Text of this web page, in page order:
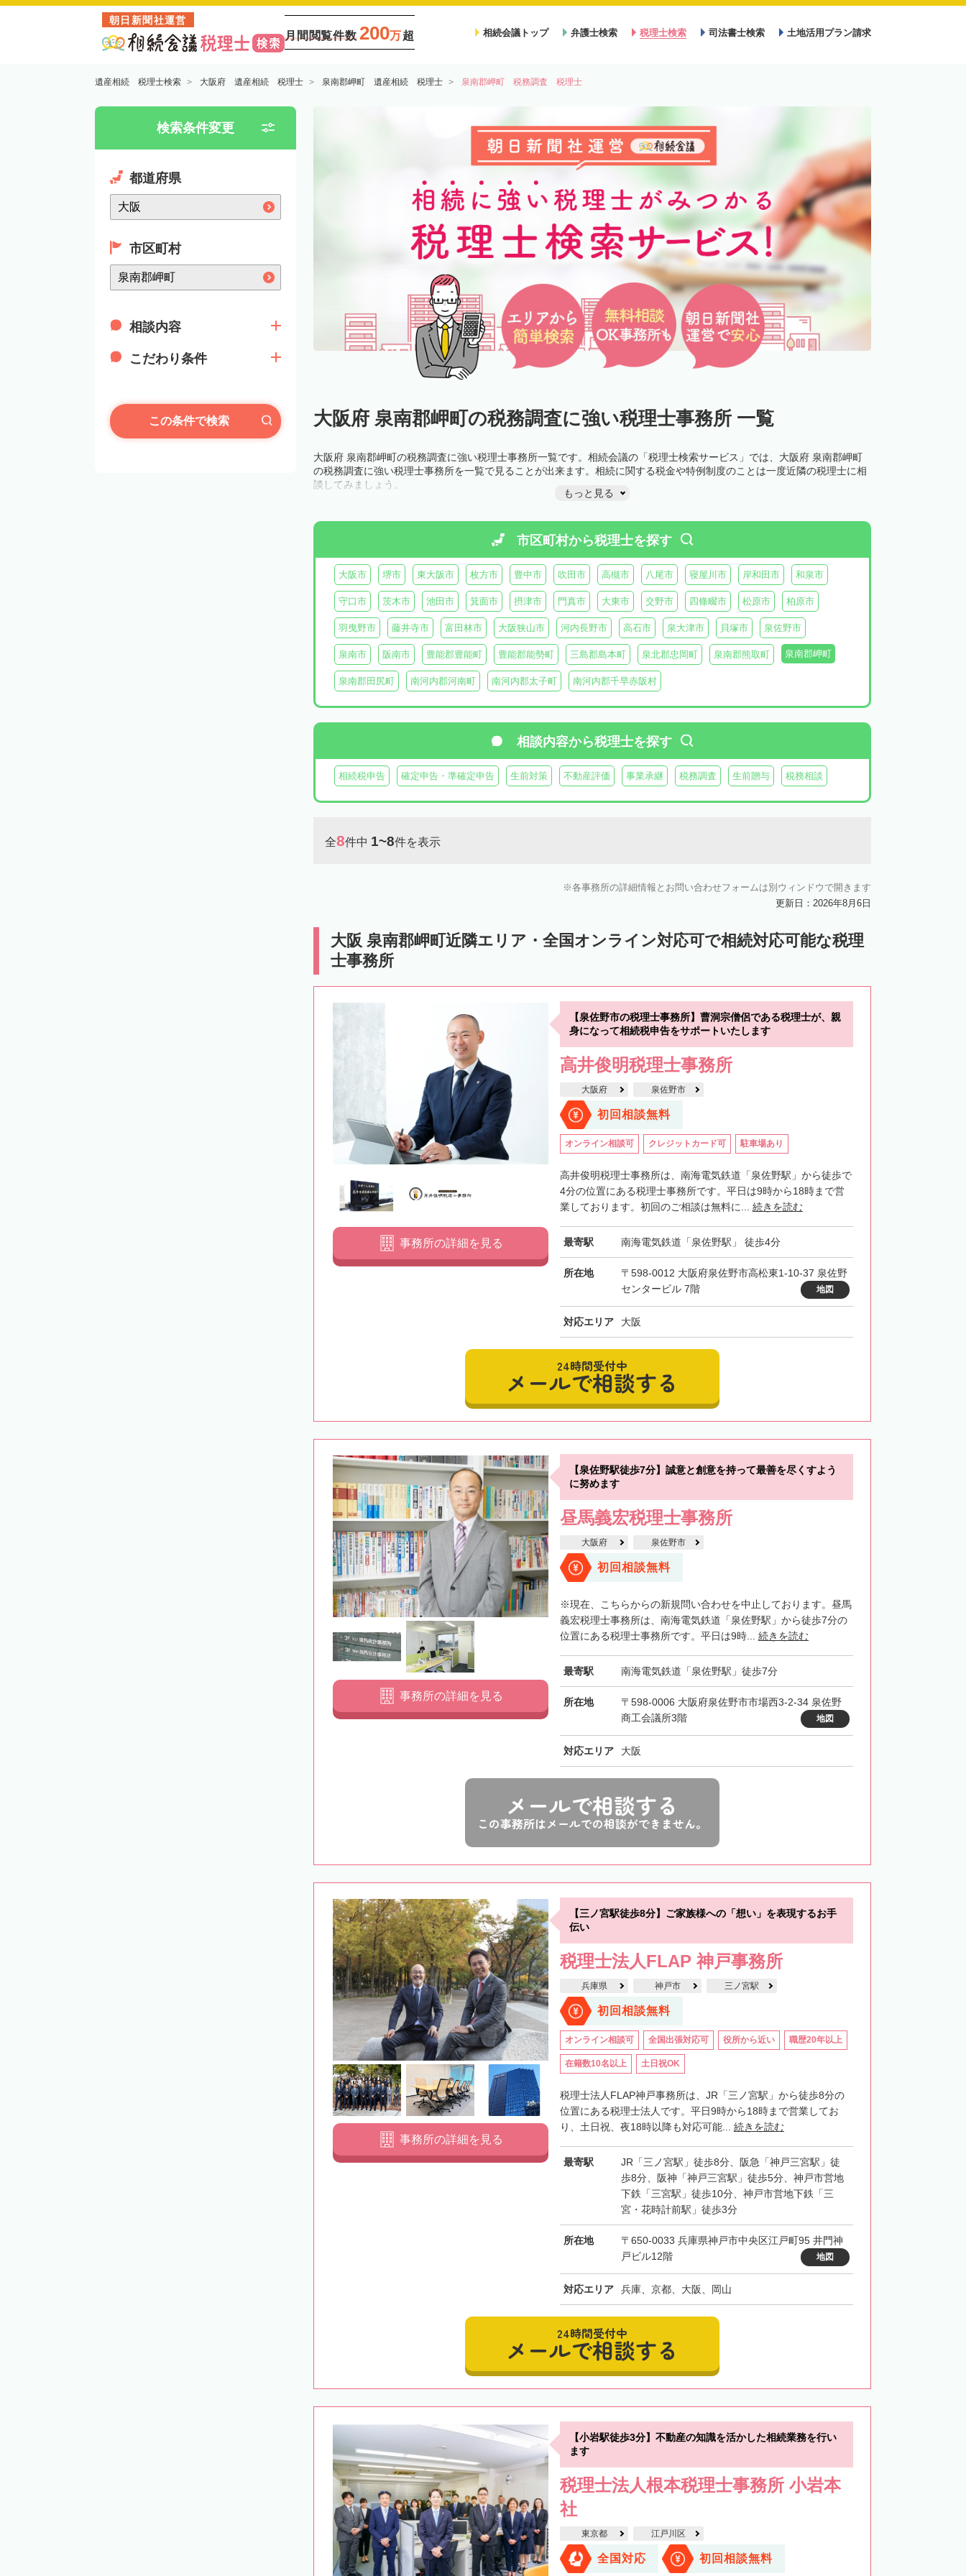
朝日新聞社運営
月間閲覧件数 200万超 相続会議トップ 弁護士検索 税理士検索 司法書士検索 土地活用プラン請求
遺産相続 税理士検索 大阪府 遺産相続 税理士 泉南郡岬町 遺産相続 税理士 泉南郡岬町 税務調査 税理士
検索条件変更
都道府県
市区町村
相談内容
こだわり条件
この条件で検索 大阪府 泉南郡岬町の税務調査に強い税理士事務所 一覧
大阪府 泉南郡岬町の税務調査に強い税理士事務所一覧です。相続会議の「税理士検索サービス」では、大阪府 泉南郡岬町
の税務調査に強い税理士事務所を一覧で見ることが出来ます。相続に関する税金や特例制度のことは一度近隣の税理士に相
談してみましょう。
もっと見る
市区町村から税理士を探す
大阪市 堺市 東大阪市 枚方市 豊中市 吹田市 高槻市 八尾市 寝屋川市 岸和田市 和泉市
守口市 茨木市 池田市 箕面市 摂津市 門真市 大東市 交野市 四條畷市 松原市 柏原市
羽曳野市 藤井寺市 富田林市 大阪狭山市 河内長野市 高石市 泉大津市 貝塚市 泉佐野市
泉南市 阪南市 豊能郡豊能町 豊能郡能勢町 三島郡島本町 泉北郡忠岡町 泉南郡熊取町 泉南郡岬町
泉南郡田尻町 南河内郡河南町 南河内郡太子町 南河内郡千早赤阪村
相談内容から税理士を探す
相続税申告 確定申告・準確定申告 生前対策 不動産評価 事業承継 税務調査 生前贈与 税務相談
全8件中 1~8件を表示
各事務所の詳細情報とお問い合わせフォームは別ウィンドウで開きます
更新日：2026年8月6日
大阪 泉南郡岬町近隣エリア・全国オンライン対応可で相続対応可能な税理
士事務所
【泉佐野市の税理士事務所】曹洞宗僧侶である税理士が、親
身になって相続税申告をサポートいたします
高井俊明税理士事務所
大阪府 泉佐野市
初回相談無料
オンライン相談可 クレジットカード可 駐車場あり
高井俊明税理士事務所は、南海電気鉄道「泉佐野駅」から徒歩で
4分の位置にある税理士事務所です。平日は9時から18時まで営
業しております。初回のご相談は無料に... 続きを読む
最寄駅 南海電気鉄道「泉佐野駅」 徒歩4分
所在地
〒598-0012 大阪府泉佐野市高松東1-10-37 泉佐野
センタービル 7階
地図
対応エリア 大阪
事務所の詳細を見る
24時間受付中
メールで相談する
【泉佐野駅徒歩7分】誠意と創意を持って最善を尽くすよう
に努めます
昼馬義宏税理士事務所
大阪府 泉佐野市
初回相談無料
※現在、こちらからの新規問い合わせを中止しております。昼馬
義宏税理士事務所は、南海電気鉄道「泉佐野駅」から徒歩7分の
位置にある税理士事務所です。平日は9時... 続きを読む
最寄駅 南海電気鉄道「泉佐野駅」徒歩7分
所在地
〒598-0006 大阪府泉佐野市市場西3-2-34 泉佐野
商工会議所3階
地図
対応エリア 大阪
事務所の詳細を見る
メールで相談する
この事務所はメールでの相談ができません。
【三ノ宮駅徒歩8分】ご家族様への「想い」を表現するお手
伝い
税理士法人FLAP 神戸事務所
兵庫県 神戸市 三ノ宮駅
初回相談無料
オンライン相談可 全国出張対応可 役所から近い 職歴20年以上
在籍数10名以上 土日祝OK
税理士法人FLAP神戸事務所は、JR「三ノ宮駅」から徒歩8分の
位置にある税理士法人です。平日9時から18時まで営業してお
り、土日祝、夜18時以降も対応可能... 続きを読む
最寄駅
JR「三ノ宮駅」徒歩8分、阪急「神戸三宮駅」徒
歩8分、阪神「神戸三宮駅」徒歩5分、神戸市営地
下鉄「三宮駅」徒歩10分、神戸市営地下鉄「三
宮・花時計前駅」徒歩3分
所在地
〒650-0033 兵庫県神戸市中央区江戸町95 井門神
戸ビル12階
地図
対応エリア 兵庫、京都、大阪、岡山
事務所の詳細を見る
24時間受付中
メールで相談する
【小岩駅徒歩3分】不動産の知識を活かした相続業務を行い
ます
税理士法人根本税理士事務所 小岩本
社
東京都 江戸川区
全国対応 初回相談無料